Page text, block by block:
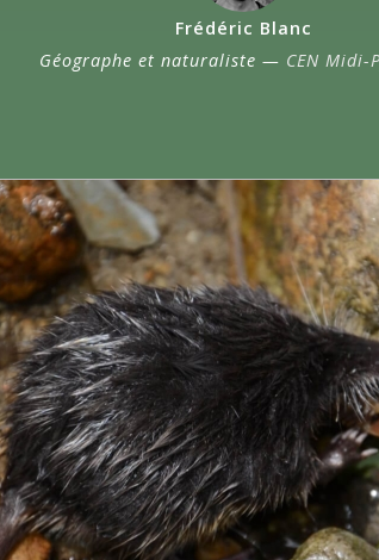
Frédéric Blanc
Géographe et naturaliste — CEN Midi-